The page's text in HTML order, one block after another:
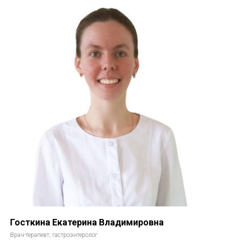
Госткина Екатерина Владимировна
Врач-терапевт, гастроэнтеролог